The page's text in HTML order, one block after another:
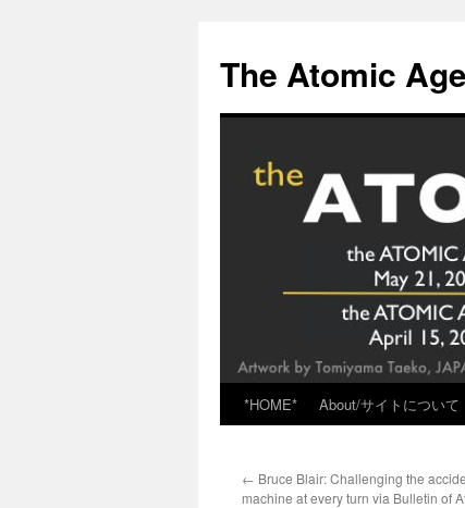
content
The Atomic Age
*HOME* About/サイトについて
← Bruce Blair: Challenging the
machine at every turn via Bulletin of